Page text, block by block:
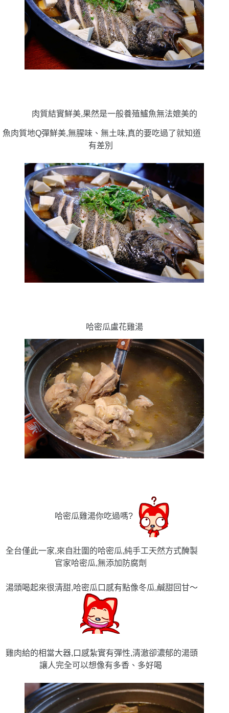
肉質結實鮮美,果然是一般養殖鱸魚無法媲美的
魚肉質地Q彈鮮美,無腥味、無土味,真的要吃過了就知道
有差別
哈密瓜盧花雞湯
哈密瓜雞湯你吃過嗎?
全台僅此一家,來自壯圍的哈密瓜,純手工天然方式醃製
官家哈密瓜,無添加防腐劑
湯頭喝起來很清甜,哈密瓜口感有點像冬瓜,鹹甜回甘〜
雞肉給的相當大器,口感紮實有彈性,清澈卻濃郁的湯頭
讓人完全可以想像有多香、多好喝